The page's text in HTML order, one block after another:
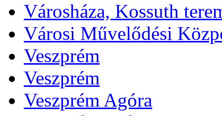
Városháza, Kossuth
Városi Művelődési
Veszprém
Veszprém
Veszprém Agóra